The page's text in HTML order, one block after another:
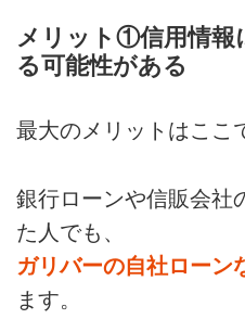
メリット①信用情報
る可能性がある
最大のメリットはここ
銀行ローンや信販会社
た人でも、
ガリバーの自社ローン
ます。